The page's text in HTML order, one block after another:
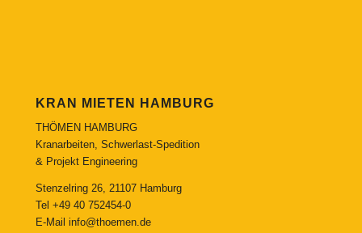
KRAN MIETEN HAMBURG
THÖMEN HAMBURG
Kranarbeiten, Schwerlast-Spedition
& Projekt Engineering
Stenzelring 26, 21107 Hamburg
Tel +49 40 752454-0
E-Mail info@thoemen.de